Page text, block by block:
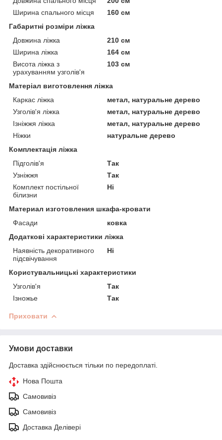
Ширина спального місця
160 см
Габаритні розміри ліжка
Довжина ліжка
210 см
Ширина ліжка
164 см
Висота ліжка з
урахуванням узголів'я
103 см
Матеріал виготовлення ліжка
Каркас ліжка
метал, натуральне дерево
Узголів'я ліжка
метал, натуральне дерево
Ізніжжя ліжка
метал, натуральне дерево
Ніжки
натуральне дерево
Комплектація ліжка
Підголів'я
Так
Узніжжя
Так
Комплект постільної
білизни
Ні
Материал изготовления шкафа-кровати
Фасади
ковка
Додаткові характеристики ліжка
Наявність декоративного
підсвічування
Ні
Користувальницькі характеристики
Узголів'я
Так
Ізножье
Так
Приховати
Умови доставки
Доставка здійснюється тільки по передоплаті.
Нова Пошта
Самовивіз
Самовивіз
Доставка Делівері